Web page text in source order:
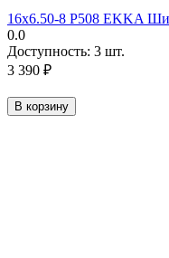
16х6.50-8 P508 EKKA
0.0
Доступность: 3 шт.
3 390 ₽
В корзину